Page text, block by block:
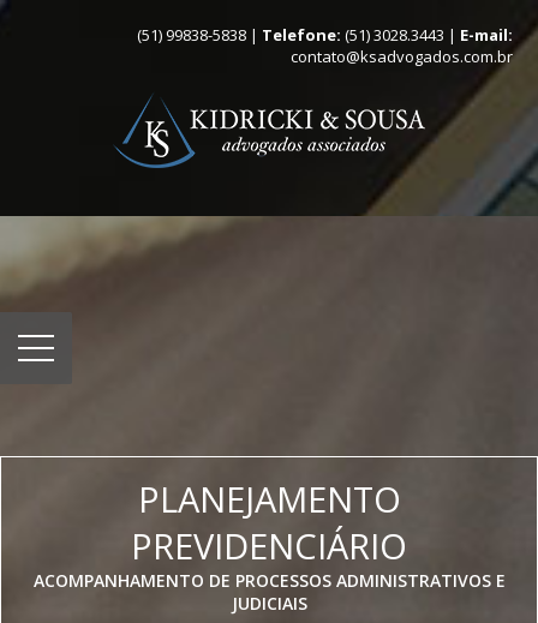
(51) 99838-5838 | Telefone: (51) 3028.3443 | E-mail:
contato@ksadvogados.com.br
PLANEJAMENTO
PREVIDENCIÁRIO
ACOMPANHAMENTO DE PROCESSOS ADMINISTRATIVOS E
JUDICIAIS